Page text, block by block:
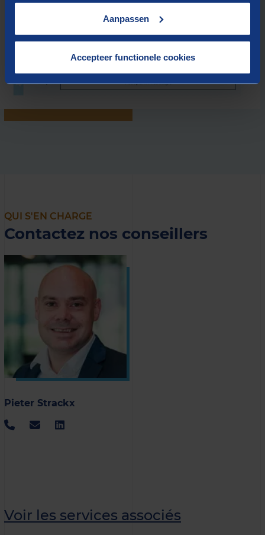
Aanpassen
Accepteer functionele cookies
QUI S'EN CHARGE
Contactez nos conseillers
Pieter Strackx
Voir les services associés